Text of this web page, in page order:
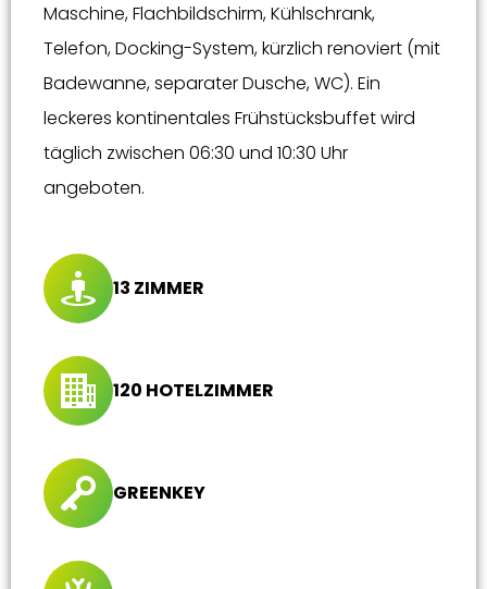
Maschine, Flachbildschirm, Kühlschrank,
Telefon, Docking-System, kürzlich renoviert (mit
Badewanne, separater Dusche, WC). Ein
leckeres kontinentales Frühstücksbuffet wird
täglich zwischen 06:30 und 10:30 Uhr
angeboten.
13 ZIMMER
120 HOTELZIMMER
GREENKEY